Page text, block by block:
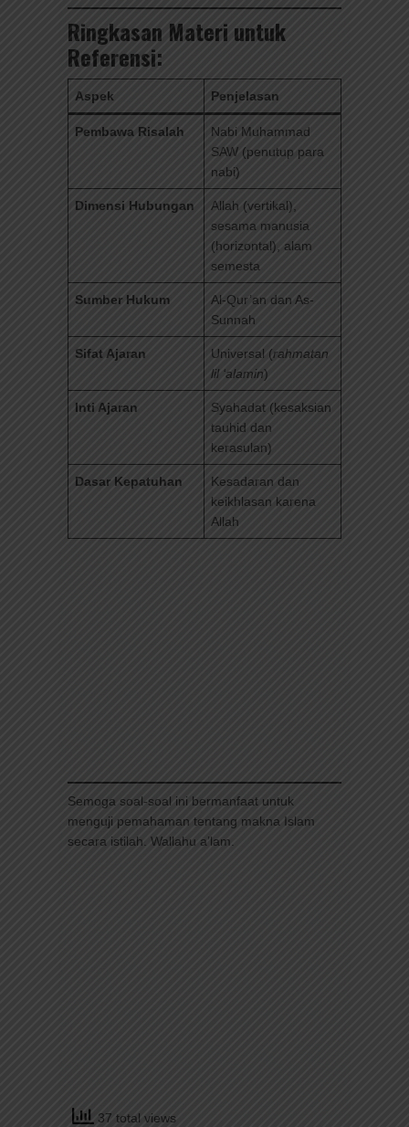
Ringkasan Materi untuk
Referensi:
Aspek Penjelasan
Pembawa Risalah
Nabi Muhammad
SAW (penutup para
nabi)
Dimensi Hubungan
Allah (vertikal),
sesama manusia
(horizontal), alam
semesta
Sumber Hukum
Al-Qur’an dan As-
Sunnah
Sifat Ajaran Universal (rahmatan
lil ‘alamin)
Inti Ajaran
Syahadat (kesaksian
tauhid dan
kerasulan)
Dasar Kepatuhan
Kesadaran dan
keikhlasan karena
Allah
Semoga soal-soal ini bermanfaat untuk
menguji pemahaman tentang makna Islam
secara istilah. Wallahu a’lam.
37 total views